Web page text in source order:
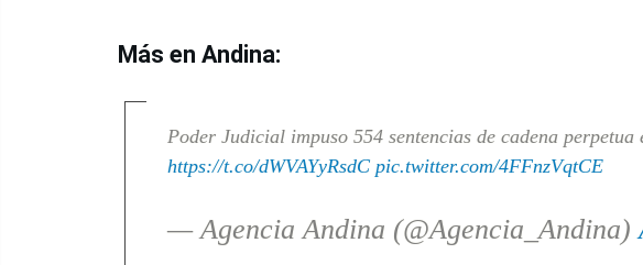
Más en Andina:
Poder Judicial impuso 554 sentencias de cadena perpetua
https://t.co/dWVAYyRsdC pic.twitter.com/4FFnzVqtCE
— Agencia Andina (@Agencia_Andina)